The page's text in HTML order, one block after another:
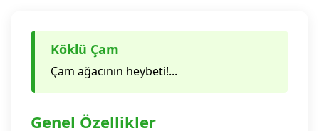
Köklü Çam
Çam ağacının heybeti!...
Genel Özellikler